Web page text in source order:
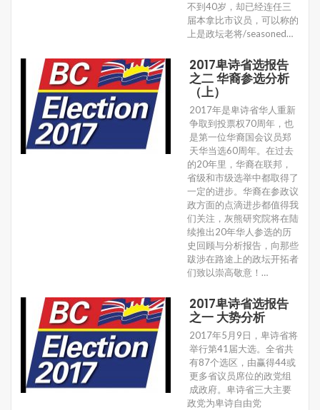
不到40岁，却已经连任三
届本拿比市议员，可以称的
上是政坛老将/seasoned…
2017卑诗省选报告
之二 华裔参选分析
（上）
2017年是卑诗省华人重新
争取到投票权70周年，也
是第一位华裔国会议员郑
天华当选60周年。在过去
的20年里，华裔在联邦，
省级和市级选举中都取得了
一定的进步。华裔在参政议
政方面的点滴进步都值得我
们关注，灰熊研究院将在陆
续推出20年华人参选的历
史回顾与分析报告，向那些
跋涉在路途上的政坛开拓者
们致以崇高敬意！…
2017卑诗省选报告
之一 大势分析
2017年5月9日，卑诗省将
举行第41届大选。全省共
有87个选区，由赢得44或
更多省议员席位的政党组
成政府。卑诗省三大主要
政党为卑诗自由党